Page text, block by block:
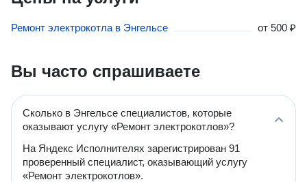
Ремонт электрокотла в Энгельсе от 500 ₽
Вы часто спрашиваете
Сколько в Энгельсе специалистов, которые
оказывают услугу «Ремонт электрокотлов»?
На Яндекс Исполнителях зарегистрирован 91
проверенный специалист, оказывающий услугу
«Ремонт электрокотлов».